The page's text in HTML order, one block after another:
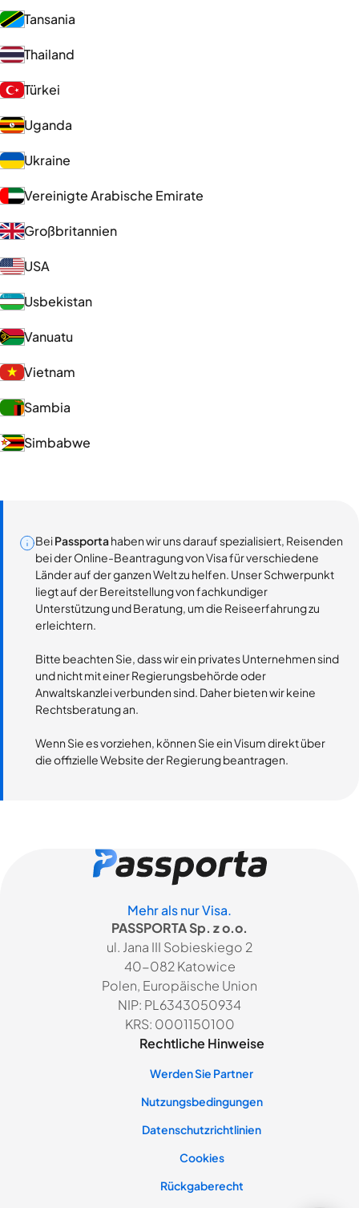
Tansania
Thailand
Türkei
Uganda
Ukraine
Vereinigte Arabische Emirate
Großbritannien
USA
Usbekistan
Vanuatu
Vietnam
Sambia
Simbabwe
BeiPassportahaben wir uns darauf spezialisiert, Reisenden
bei der Online-Beantragung von Visa für verschiedene
Länder auf der ganzen Welt zu helfen. Unser Schwerpunkt
liegt auf der Bereitstellung von fachkundiger
Unterstützung und Beratung, um die Reiseerfahrung zu
erleichtern.
Bitte beachten Sie, dass wir ein privates Unternehmen sind
und nicht mit einer Regierungsbehörde oder
Anwaltskanzlei verbunden sind. Daher bieten wir keine
Rechtsberatung an.
Wenn Sie es vorziehen, können Sie ein Visum direkt über
die offizielle Website der Regierung beantragen.
Mehr als nur Visa.
PASSPORTA Sp. z o.o.
ul. Jana III Sobieskiego 2
40-082 Katowice
Polen, Europäische Union
NIP: PL6343050934
KRS: 0001150100
Rechtliche Hinweise
Werden Sie Partner
Nutzungsbedingungen
Datenschutzrichtlinien
Cookies
Rückgaberecht